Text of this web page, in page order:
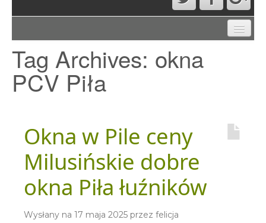
PRZYKŁADOWA STRONA
STRONA GŁÓWNA
Tag Archives: okna
PCV Piła
Okna w Pile ceny
Milusińskie dobre
okna Piła łuźników
Wysłany na 17 maja 2025 przez felicja